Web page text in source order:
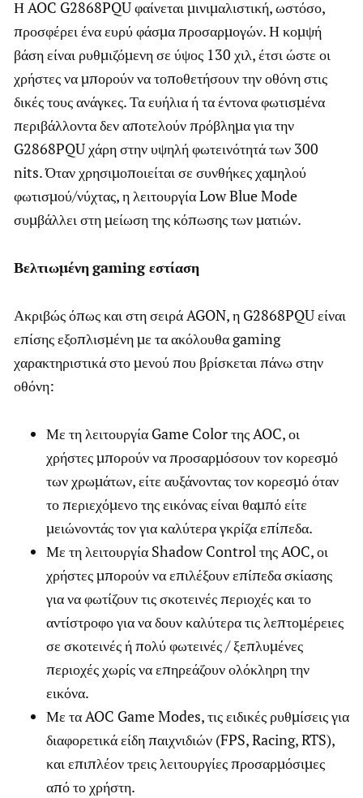
Η AOC G2868PQU φαίνεται μινιμαλιστική, ωστόσο,
προσφέρει ένα ευρύ φάσμα προσαρμογών. Η κομψή
βάση είναι ρυθμιζόμενη σε ύψος 130 χιλ, έτσι ώστε οι
χρήστες να μπορούν να τοποθετήσουν την οθόνη στις
δικές τους ανάγκες. Τα ευήλια ή τα έντονα φωτισμένα
περιβάλλοντα δεν αποτελούν πρόβλημα για την
G2868PQU χάρη στην υψηλή φωτεινότητά των 300
nits. Όταν χρησιμοποιείται σε συνθήκες χαμηλού
φωτισμού/νύχτας, η λειτουργία Low Blue Mode
συμβάλλει στη μείωση της κόπωσης των ματιών.
Βελτιωμένηgamingεστίαση
Ακριβώς όπως και στη σειρά AGON, η G2868PQU είναι
επίσης εξοπλισμένη με τα ακόλουθα gaming
χαρακτηριστικά στο μενού που βρίσκεται πάνω στην
οθόνη:
Με τη λειτουργία Game Color της AOC, οι
χρήστες μπορούν να προσαρμόσουν τον κορεσμό
των χρωμάτων, είτε αυξάνοντας τον κορεσμό όταν
το περιεχόμενο της εικόνας είναι θαμπό είτε
μειώνοντάς τον για καλύτερα γκρίζα επίπεδα.
Με τη λειτουργία Shadow Control της AOC, οι
χρήστες μπορούν να επιλέξουν επίπεδα σκίασης
για να φωτίζουν τις σκοτεινές περιοχές και το
αντίστροφο για να δουν καλύτερα τις λεπτομέρειες
σε σκοτεινές ή πολύ φωτεινές / ξεπλυμένες
περιοχές χωρίς να επηρεάζουν ολόκληρη την
εικόνα.
Με τα AOC Game Modes, τις ειδικές ρυθμίσεις για
διαφορετικά είδη παιχνιδιών (FPS, Racing, RTS),
και επιπλέον τρεις λειτουργίες προσαρμόσιμες
από το χρήστη.